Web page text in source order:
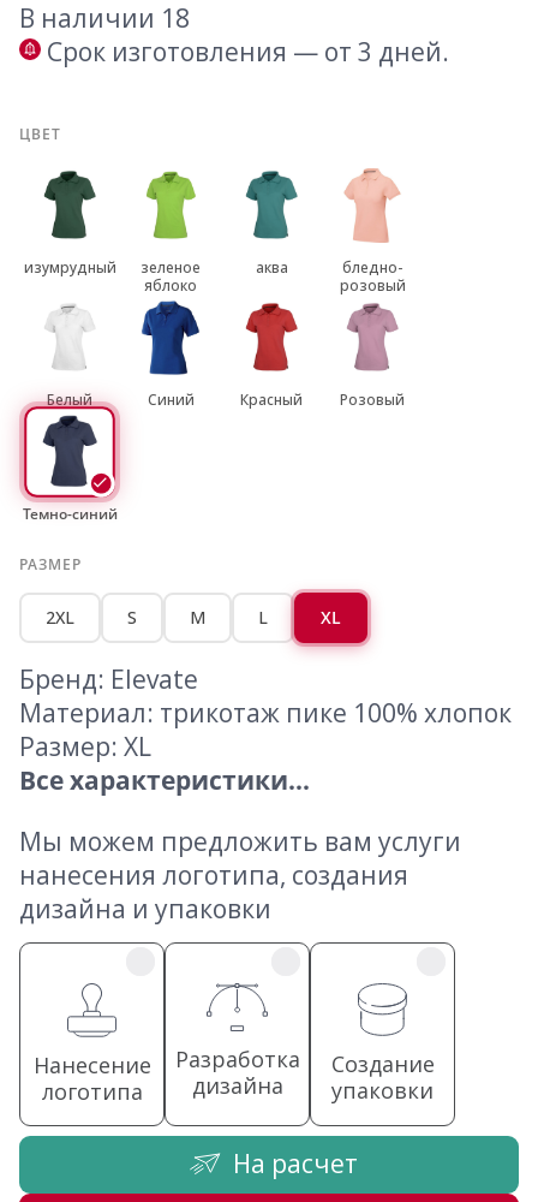
В наличии 18
Срок изготовления — от 3 дней.
ЦВЕТ
изумрудный
зеленое
яблоко
аква
бледно-
розовый
Белый Синий Красный Розовый
Темно-синий
РАЗМЕР
2XL S M L XL
Бренд: Elevate
Материал: трикотаж пике 100% хлопок
Размер: XL
Все характеристики...
Мы можем предложить вам услуги
нанесения логотипа, создания
дизайна и упаковки
Нанесение
логотипа
Разработка
дизайна
Создание
упаковки
На расчет